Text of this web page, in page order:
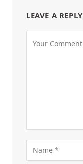
LEAVE A REPLY